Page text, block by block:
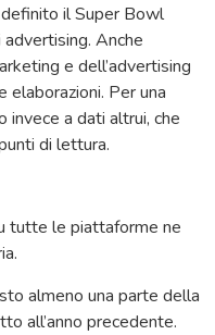
il Super Bowl
Anche
e dell’advertising
elaborazioni. Per una
invece a dati altrui, che
di lettura.
tutte le piattaforme ne
almeno una parte della
all’anno precedente.